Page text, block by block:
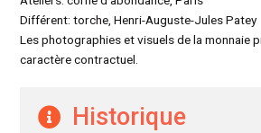
Différent: torche, Henri-Auguste-Jules Patey
Les photographies et visuels de la monnaie
caractère contractuel.
Historique